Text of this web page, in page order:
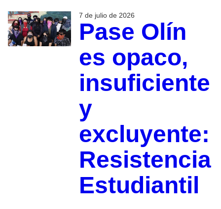
7 de julio de 2026
Pase Olín
es opaco,
insuficiente
y
excluyente:
Resistencia
Estudiantil